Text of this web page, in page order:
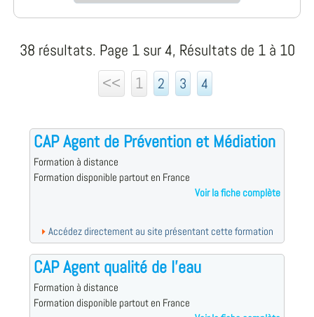
38 résultats. Page 1 sur 4, Résultats de 1 à 10
<<
1 2 3 4
CAP Agent de Prévention et Médiation
Formation à distance
Formation disponible partout en France
Voir la fiche complète
Accédez directement au site présentant cette formation
CAP Agent qualité de l'eau
Formation à distance
Formation disponible partout en France